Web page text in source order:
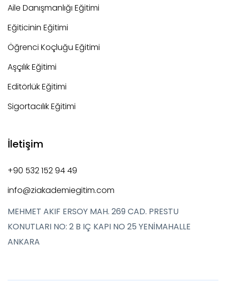
Aile Danışmanlığı Eğitimi
Eğiticinin Eğitimi
Öğrenci Koçluğu Eğitimi
Aşçılık Eğitimi
Editörlük Eğitimi
Sigortacılık Eğitimi
İletişim
+90 532 152 94 49
info@ziakademiegitim.com
MEHMET AKIF ERSOY MAH. 269 CAD. PRESTU
KONUTLARI NO: 2 B IÇ KAPI NO 25 YENİMAHALLE
ANKARA